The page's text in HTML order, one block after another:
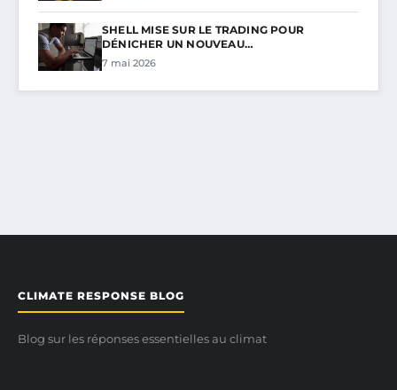
SHELL MISE SUR LE TRADING POUR
DÉNICHER UN NOUVEAU…
7 mai 2026
CLIMATE RESPONSE BLOG
Blog sur les réponses essentielles au climat